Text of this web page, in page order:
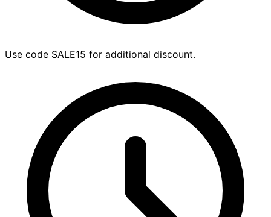
Use code SALE15 for additional discount.